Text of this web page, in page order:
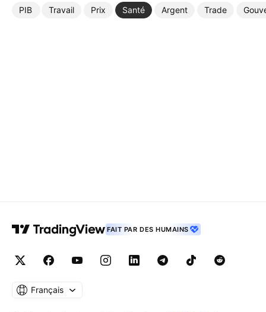
PIB Travail Prix Santé Argent Trade
Plus
FAIT PAR DES HUMAINS
Français